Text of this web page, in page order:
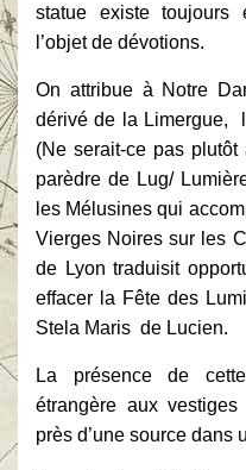
statue existe toujours
l’objet de dévotions.
On attribue à Notre
dérivé de la Limergue,
(Ne serait-ce pas
parèdre de Lug/
les Mélusines qui
Vierges Noires sur les
de Lyon traduisit
effacer la Fête des
Stela Maris de Lucien.
La présence de
étrangère aux
près d’une source dans